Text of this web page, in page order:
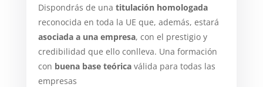
Dispondrás de una titulación homologada
reconocida en toda la UE que, además, estará
asociada a una empresa, con el prestigio y
credibilidad que ello conlleva. Una formación
con buena base teórica válida para todas las
empresas